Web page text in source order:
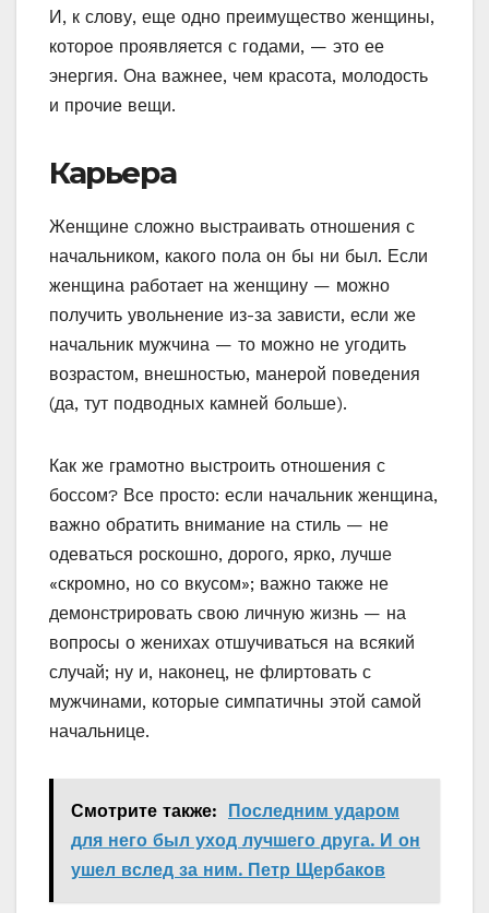
И, к слову, еще одно преимущество женщины,
которое проявляется с годами, — это ее
энергия. Она важнее, чем красота, молодость
и прочие вещи.
Карьера
Женщине сложно выстраивать отношения с
начальником, какого пола он бы ни был. Если
женщина работает на женщину — можно
получить увольнение из-за зависти, если же
начальник мужчина — то можно не угодить
возрастом, внешностью, манерой поведения
(да, тут подводных камней больше).
Как же грамотно выстроить отношения с
боссом? Все просто: если начальник женщина,
важно обратить внимание на стиль — не
одеваться роскошно, дорого, ярко, лучше
«скромно, но со вкусом»; важно также не
демонстрировать свою личную жизнь — на
вопросы о женихах отшучиваться на всякий
случай; ну и, наконец, не флиртовать с
мужчинами, которые симпатичны этой самой
начальнице.
Смотрите также:
Последним ударом
для него был уход лучшего друга. И он
ушел вслед за ним. Петр Щербаков